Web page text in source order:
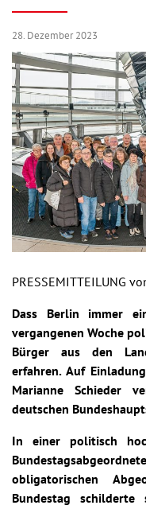
28. Dezember 2023
PRESSEMITTEILUNG
Dass Berlin immer
vergangenen Woche
Bürger aus den
erfahren. Auf
Marianne Schieder
deutschen
In einer politisch
obligatorischen
Bundestag